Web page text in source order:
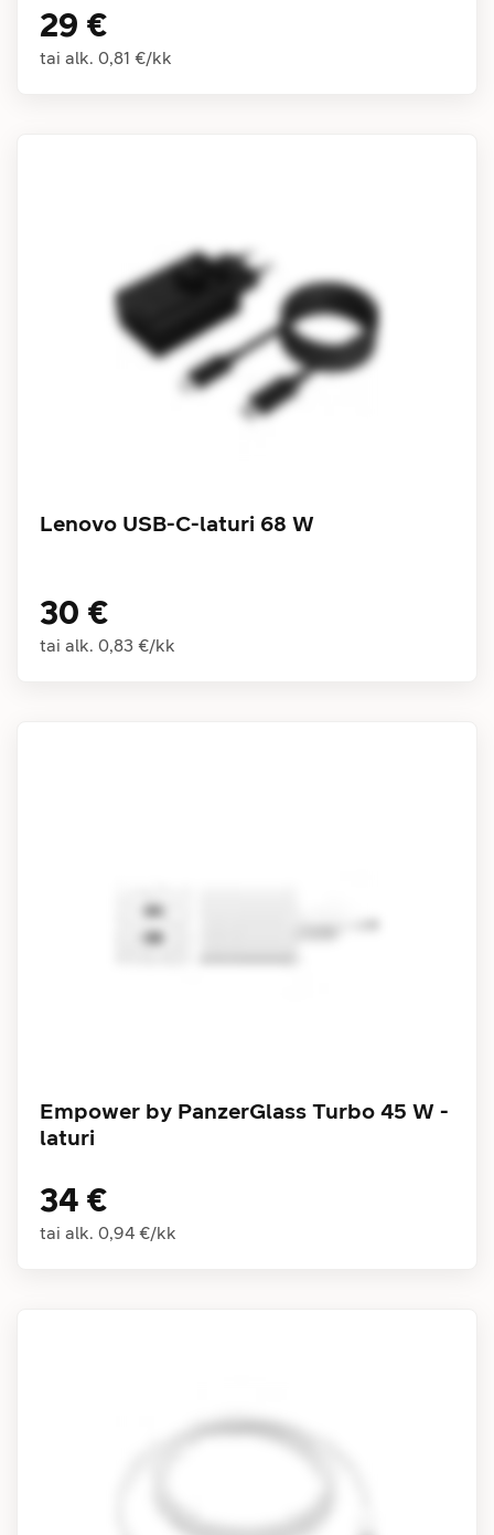
29 €
tai alk. 0,81 €/kk
Lenovo USB-C-laturi 68 W
30 €
tai alk. 0,83 €/kk
Empower by PanzerGlass Turbo 45 W -
laturi
34 €
tai alk. 0,94 €/kk